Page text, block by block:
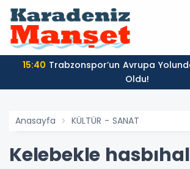
15:40
Oldu!
Anasayfa KÜLTÜR - SANAT
Kelebekle hasbıhal